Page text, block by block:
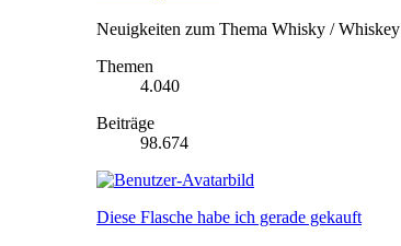
Neuigkeiten zum Thema Whisky / Whiskey
Themen
4.040
Beiträge
98.674
Diese Flasche habe ich gerade gekauft